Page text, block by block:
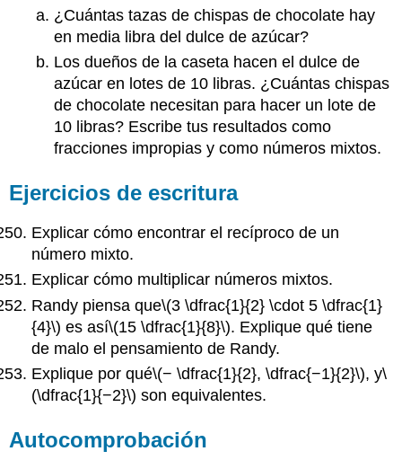
¿Cuántas tazas de chispas de chocolate hay
en media libra del dulce de azúcar?
Los dueños de la caseta hacen el dulce de
azúcar en lotes de 10 libras. ¿Cuántas chispas
de chocolate necesitan para hacer un lote de
10 libras? Escribe tus resultados como
fracciones impropias y como números mixtos.
Ejercicios de escritura
Explicar cómo encontrar el recíproco de un
número mixto.
Explicar cómo multiplicar números mixtos.
Randy piensa que\(3 \dfrac{1}{2} \cdot 5 \dfrac{1}
{4}\) es así\(15 \dfrac{1}{8}\). Explique qué tiene
de malo el pensamiento de Randy.
Explique por qué\(− \dfrac{1}{2}, \dfrac{−1}{2}\), y\
(\dfrac{1}{−2}\) son equivalentes.
Autocomprobación